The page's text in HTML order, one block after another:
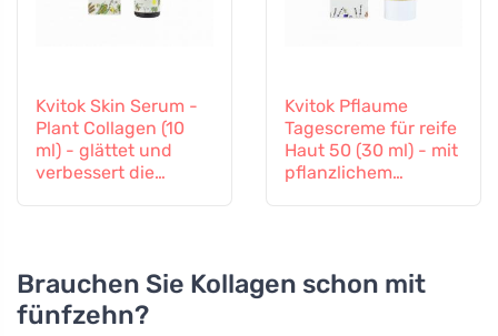
Kvitok Skin Serum -
Plant Collagen (10
ml) - glättet und
verbessert die
Kvitok Pflaume
Tagescreme für reife
Haut 50 (30 ml) - mit
pflanzlichem
Brauchen Sie Kollagen schon mit
fünfzehn?